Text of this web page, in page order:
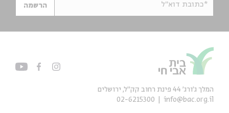
*כתובת דוא"ל הרשמה
המלך ג'ורג' 44 פינת רחוב קק״ל, ירושלים
info@bac.org.il
02-6215300